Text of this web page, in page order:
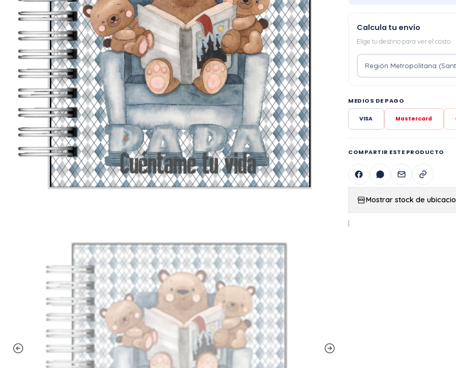
Calcula tu envío
Elige tu destino para ver el costo.
MEDIOS DE PAGO
VISA Mastercard
COMPARTIR ESTE PRODUCTO
Mostrar stock de
|